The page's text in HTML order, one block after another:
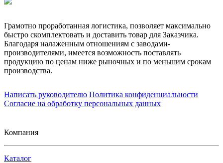
Грамотно проработанная логистика, позволяет максимально
быстро скомплектовать и доставить товар для Заказчика.
Благодаря налаженным отношениям с заводами-
производителями, имеется возможность поставлять
продукцию по ценам ниже рыночных и по меньшим срокам
производства.
Написать руководителю Политика конфиденциальности
Согласие на обработку персональных данных
Компания
Каталог